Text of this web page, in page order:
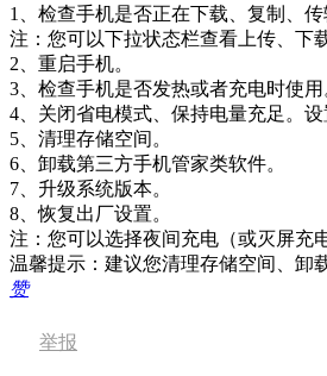
1、检查手机是否正在下载、复制、传
注：您可以下拉状态栏查看上传、下
2、重启手机。
3、检查手机是否发热或者充电时使用
4、关闭省电模式、保持电量充足。
5、清理存储空间。
6、卸载第三方手机管家类软件。
7、升级系统版本。
8、恢复出厂设置。
注：您可以选择夜间充电（或灭屏充
温馨提示：建议您清理存储空间、卸
赞
举报